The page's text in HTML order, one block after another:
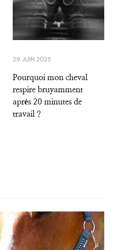
29 JUIN 2025
Pourquoi mon cheval
respire bruyamment
après 20 minutes de
travail ?